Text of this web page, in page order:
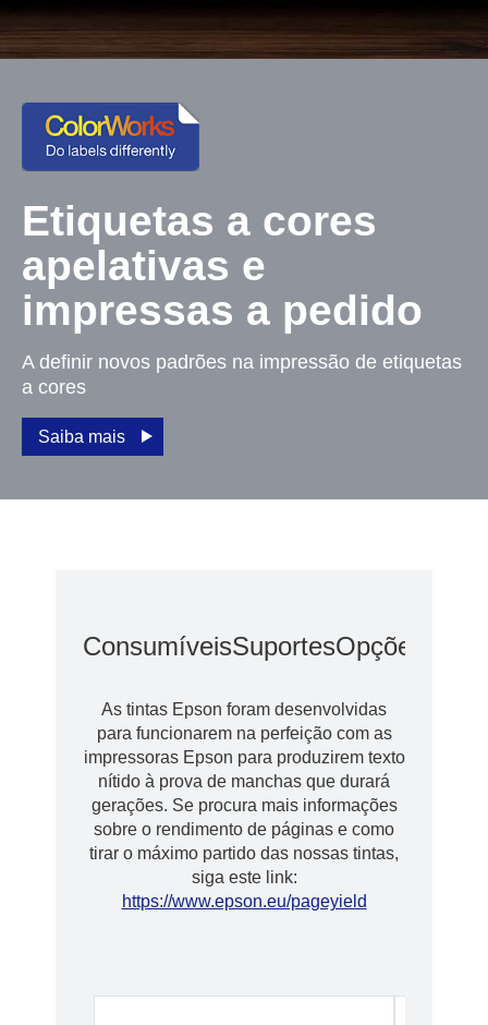
Etiquetas a cores
apelativas e
impressas a pedido
A definir novos padrões na impressão de etiquetas
a cores
Saiba mais
ConsumíveisSuportesOpções
As tintas Epson foram desenvolvidas
para funcionarem na perfeição com as
impressoras Epson para produzirem texto
nítido à prova de manchas que durará
gerações. Se procura mais informações
sobre o rendimento de páginas e como
tirar o máximo partido das nossas tintas,
siga este link:
https://www.epson.eu/pageyield